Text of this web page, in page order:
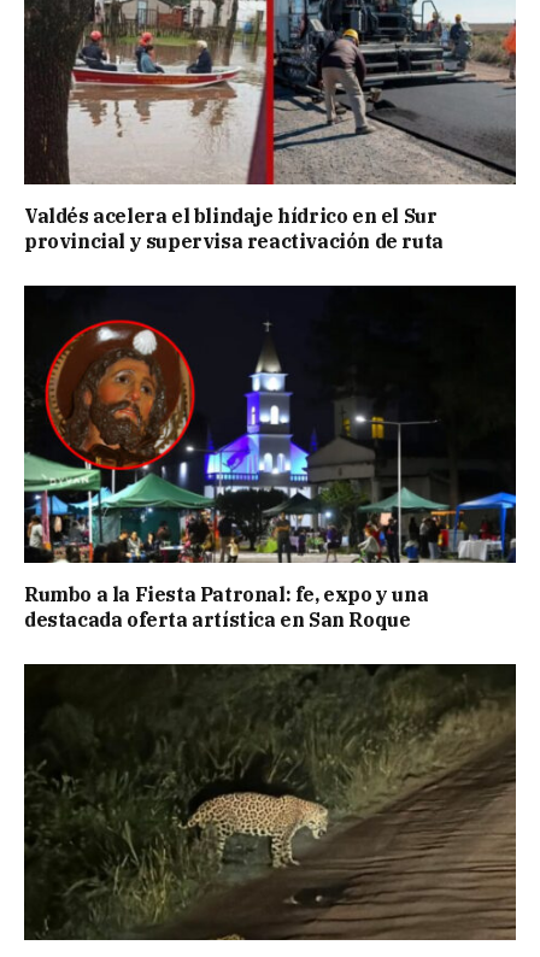
Valdés acelera el blindaje hídrico en el Sur
provincial y supervisa reactivación de ruta
Rumbo a la Fiesta Patronal: fe, expo y una
destacada oferta artística en San Roque